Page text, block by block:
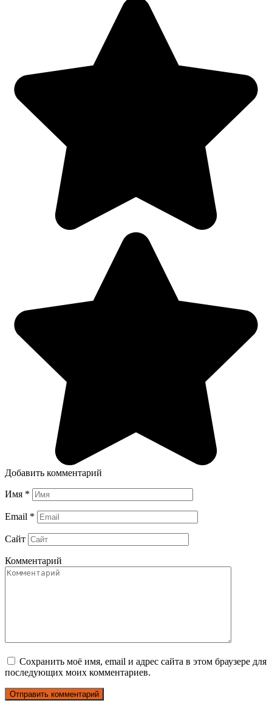
Добавить комментарий
Имя *
Email *
Сайт
Комментарий
Сохранить моё имя, email и адрес сайта в этом браузере для
последующих моих комментариев.